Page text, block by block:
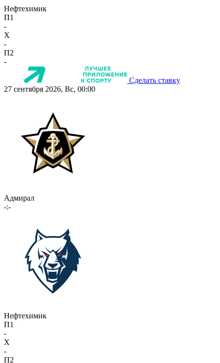
Нефтехимик
П1
-
X
-
П2
-
Сделать ставку
27 сентября 2026, Вс, 00:00
Адмирал
-:-
Нефтехимик
П1
-
X
-
П2